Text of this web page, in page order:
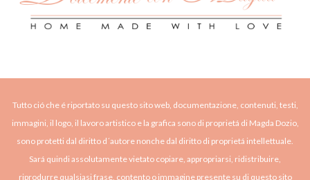
Tutto ció che é riportato su questo sito web, documentazione, contenuti, testi,
immagini, il logo, il lavoro artistico e la grafica sono di proprietá di Magda Dozio,
sono protetti dal diritto d´autore nonche dal diritto di proprietá intellettuale.
Sará quindi assolutamente vietato copiare, appropriarsi, ridistribuire,
riprodurre qualsiasi frase, contento o immagine presente su di questo sito